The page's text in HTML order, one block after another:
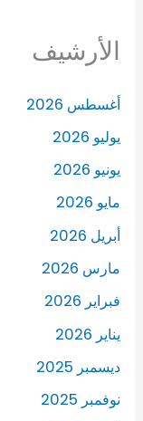
الأرشيف
أغسطس 2026
يوليو 2026
يونيو 2026
مايو 2026
أبريل 2026
مارس 2026
فبراير 2026
يناير 2026
ديسمبر 2025
نوفمبر 2025